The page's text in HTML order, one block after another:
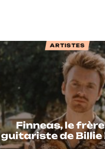
ARTISTES
Finneas, le
guitariste de Billie